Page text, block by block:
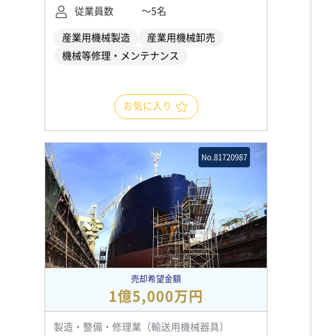
従業員数
〜5名
産業用機械製造
産業用機械卸売
機械等修理・メンテナンス
お気に入り
No.81720987
売却希望金額
1億5,000万円
製造・整備・修理業（輸送用機械器具）